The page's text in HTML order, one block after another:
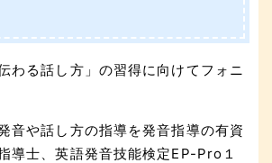
わる話し方」の習得に向けてフォニ
音や話し方の指導を発音指導の有資
導士、英語発音技能検定EP-Pro１